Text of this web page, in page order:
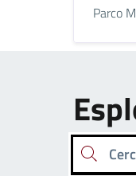
Parco
Cerca una parola chiave